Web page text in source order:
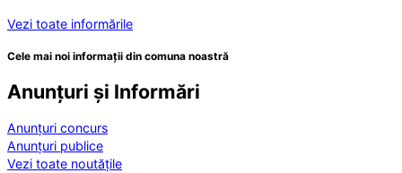
Vezi toate informările
Cele mai noi informații din comuna noastră
Anunțuri și Informări
Anunțuri concurs
Anunțuri publice
Vezi toate noutățile